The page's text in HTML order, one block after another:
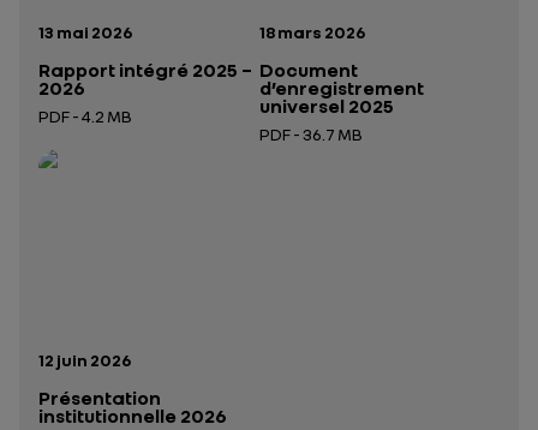
Date de publication:
13 mai 2026
Rapport intégré 2025 –
2026
PDF - 4.2 MB
Ouverture dans un nouvel onglet
Date de publication:
18 mars 2026
Document
d’enregistrement
universel 2025
PDF - 36.7 MB
Date de publication:
12 juin 2026
Présentation
institutionnelle 2026